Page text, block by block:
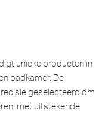
unieke producten in
badkamer. De
geselecteerd om
met uitstekende